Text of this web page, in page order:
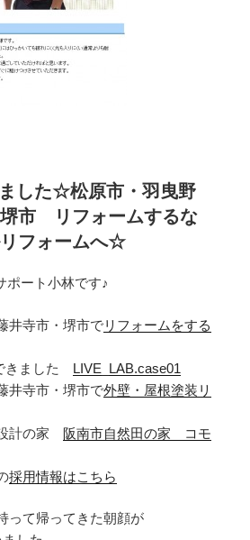
した☆松原市・羽曳野
市 リフォームするな
フォームへ☆
ポート小林です♪
井寺市・堺市でリフォームをする
きました LIVE_LAB.case01
井寺市・堺市で外壁・屋根塗装リ
計の家 阪南市自然田の家 コモ
採用情報はこちら
って帰ってきた朝顔が